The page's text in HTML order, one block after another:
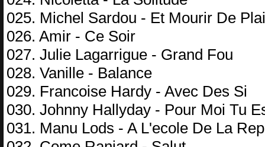
025. Michel Sardou - Et Mourir De
026. Amir - Ce Soir
027. Julie Lagarrigue - Grand Fou
028. Vanille - Balance
029. Francoise Hardy - Avec Des Si
030. Johnny Hallyday - Pour Moi Tu
031. Manu Lods - A L'ecole De La